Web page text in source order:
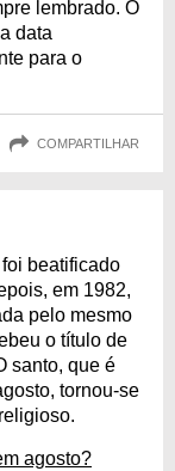
lembrado. O
data
para o
COMPARTILHAR
beatificado
em 1982,
pelo mesmo
o título de
santo, que é
tornou-se
agosto?